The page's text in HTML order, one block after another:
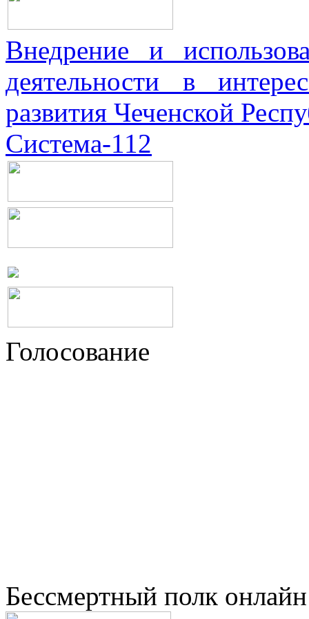
Внедрение и
деятельности в
развития Чеченской
Система-112
Голосование
Бессмертный полк онлайн